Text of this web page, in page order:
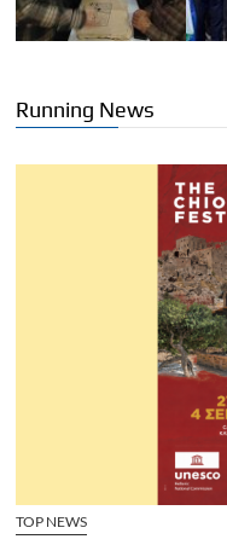
Running News
TOP NEWS